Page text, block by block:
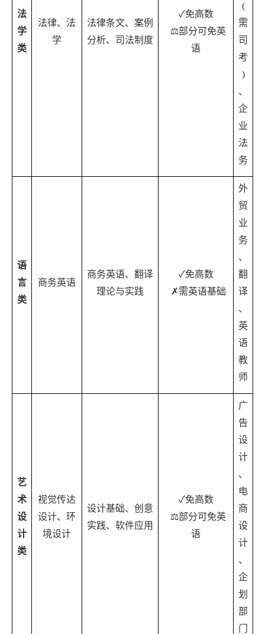
法
学
类
法律、法
学
法律条文、案例
分析、司法制度
✓免高数
⚖️部分可免英
语
(
需
司
考
)
、
企
业
法
务
语
言
类
商务英语
商务英语、翻译
理论与实践
✓免高数
✗需英语基础
外
贸
业
务
、
翻
译
、
英
语
教
师
艺
术
设
计
类
视觉传达
设计、环
境设计
设计基础、创意
实践、软件应用
✓免高数
⚖️部分可免英
语
广
告
设
计
、
电
商
设
计
、
企
划
部
门